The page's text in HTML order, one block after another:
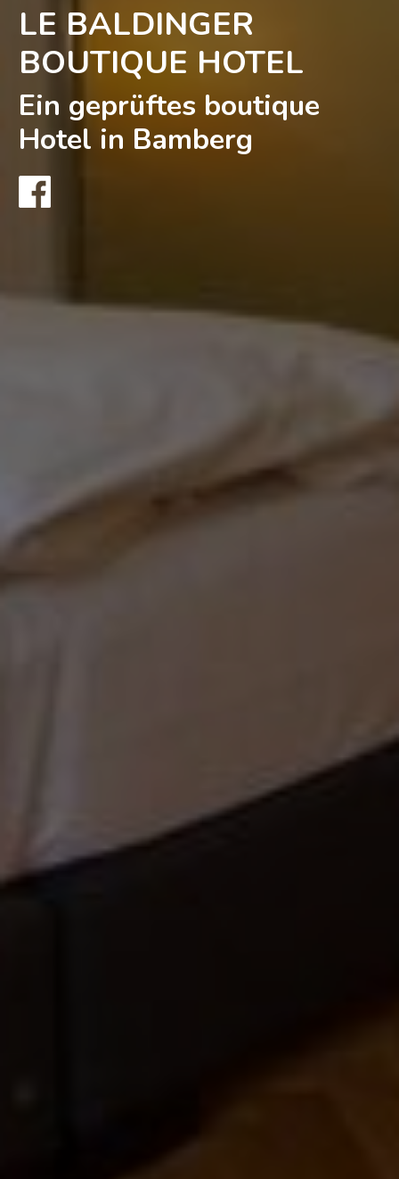
LE BALDINGER
BOUTIQUE HOTEL
Ein geprüftes boutique
Hotel in Bamberg